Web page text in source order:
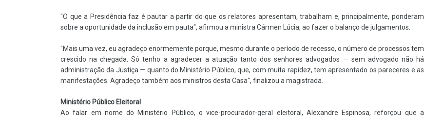
"O que a Presidência faz é pautar a partir do que os relatores apresentam, trabalham e, principalmente, ponderam
sobre a oportunidade da inclusão em pauta", afirmou a ministra Cármen Lúcia, ao fazer o balanço de julgamentos.
"Mais uma vez, eu agradeço enormemente porque, mesmo durante o período de recesso, o número de processos tem
crescido na chegada. Só tenho a agradecer a atuação tanto dos senhores advogados — sem advogado não há
administração da Justiça — quanto do Ministério Público, que, com muita rapidez, tem apresentado os pareceres e as
manifestações. Agradeço também aos ministros desta Casa", finalizou a magistrada.
Ministério Público Eleitoral
Ao falar em nome do Ministério Público, o vice-procurador-geral eleitoral, Alexandre Espinosa, reforçou que a